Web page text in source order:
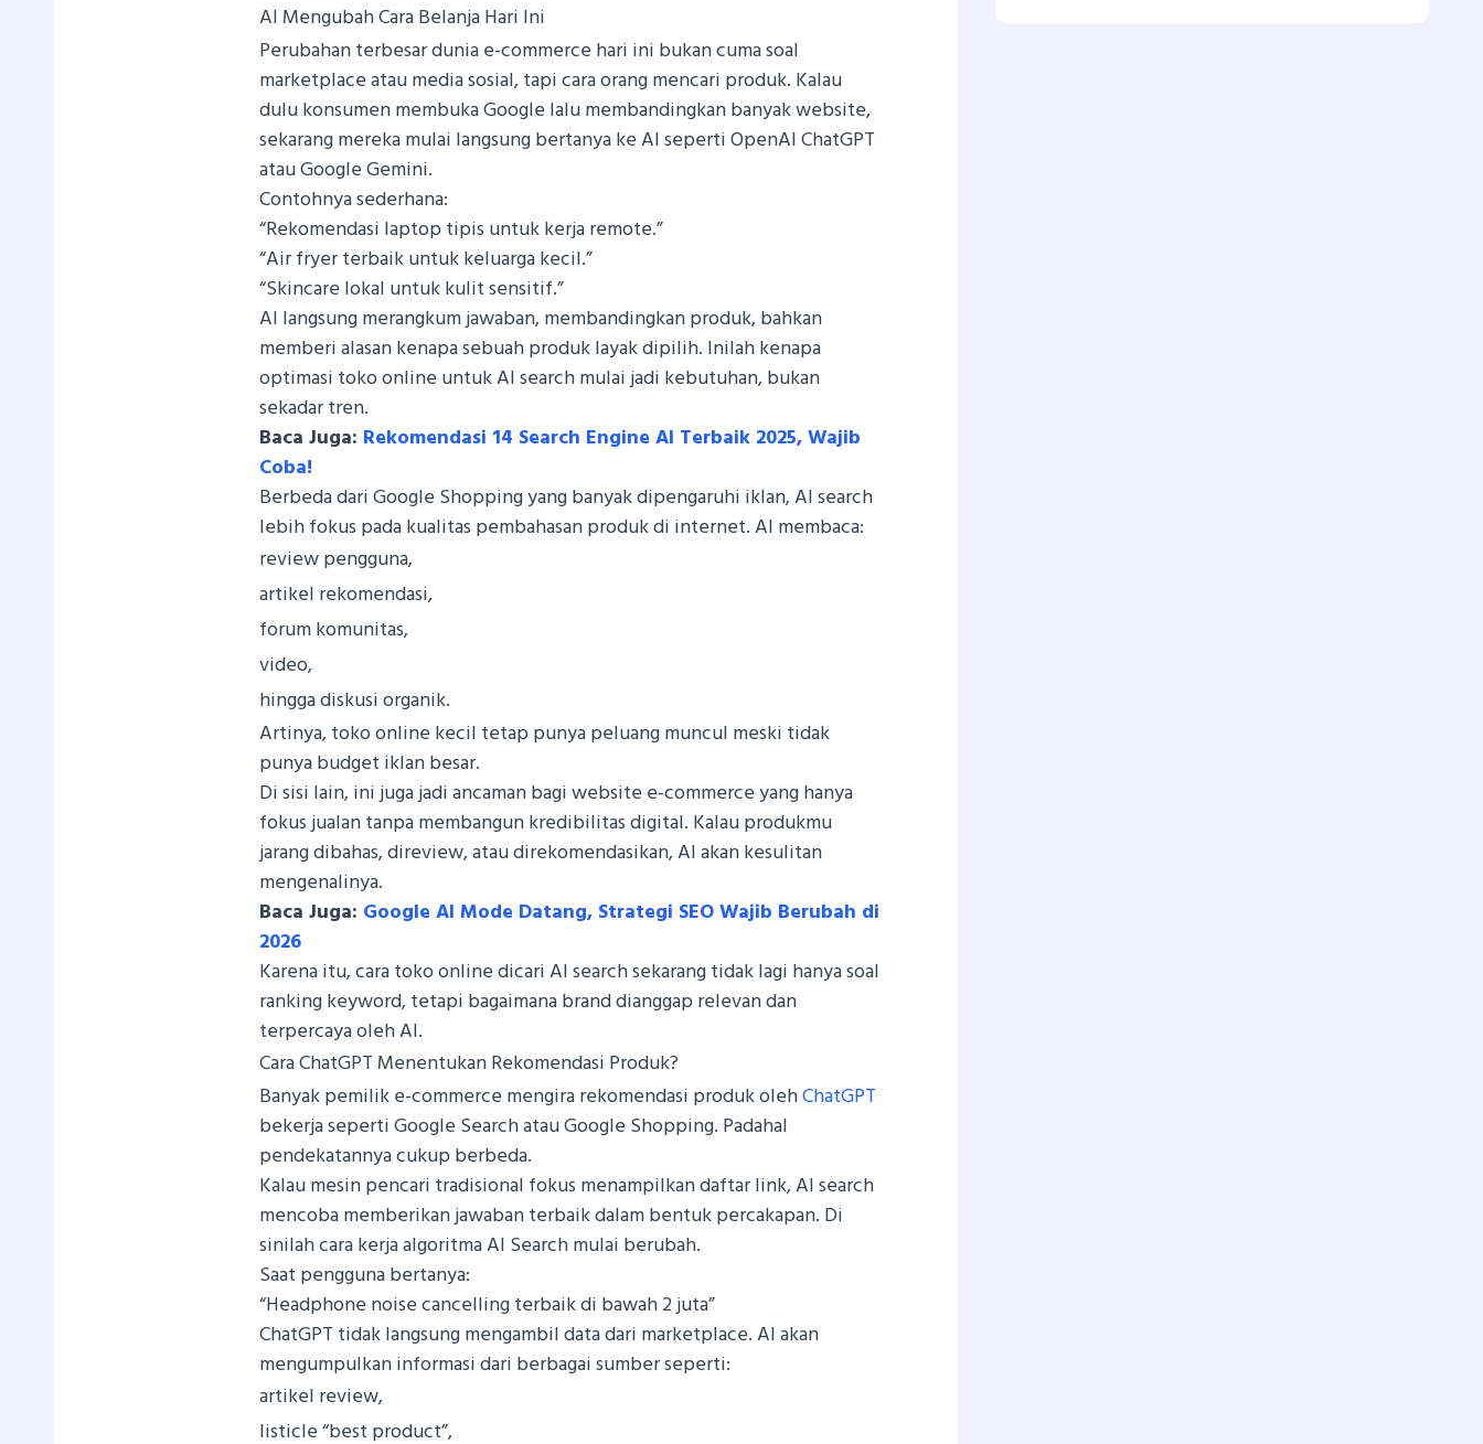
AI Mengubah Cara Belanja Hari Ini
Perubahan terbesar dunia e-commerce hari ini bukan cuma soal
marketplace atau media sosial, tapi cara orang mencari produk. Kalau
dulu konsumen membuka Google lalu membandingkan banyak website,
sekarang mereka mulai langsung bertanya ke AI seperti OpenAI ChatGPT
atau Google Gemini.
Contohnya sederhana:
“Rekomendasi laptop tipis untuk kerja remote.”
“Air fryer terbaik untuk keluarga kecil.”
“Skincare lokal untuk kulit sensitif.”
AI langsung merangkum jawaban, membandingkan produk, bahkan
memberi alasan kenapa sebuah produk layak dipilih. Inilah kenapa
optimasi toko online untuk AI search mulai jadi kebutuhan, bukan
sekadar tren.
Baca Juga: Rekomendasi 14 Search Engine AI Terbaik 2025, Wajib
Coba!
Berbeda dari Google Shopping yang banyak dipengaruhi iklan, AI search
lebih fokus pada kualitas pembahasan produk di internet. AI membaca:
review pengguna,
artikel rekomendasi,
forum komunitas,
video,
hingga diskusi organik.
Artinya, toko online kecil tetap punya peluang muncul meski tidak
punya budget iklan besar.
Di sisi lain, ini juga jadi ancaman bagi website e-commerce yang hanya
fokus jualan tanpa membangun kredibilitas digital. Kalau produkmu
jarang dibahas, direview, atau direkomendasikan, AI akan kesulitan
mengenalinya.
Baca Juga: Google AI Mode Datang, Strategi SEO Wajib Berubah di
2026
Karena itu, cara toko online dicari AI search sekarang tidak lagi hanya soal
ranking keyword, tetapi bagaimana brand dianggap relevan dan
terpercaya oleh AI.
Cara ChatGPT Menentukan Rekomendasi Produk?
Banyak pemilik e-commerce mengira rekomendasi produk olehChatGPT
bekerja seperti Google Search atau Google Shopping. Padahal
pendekatannya cukup berbeda.
Kalau mesin pencari tradisional fokus menampilkan daftar link, AI search
mencoba memberikan jawaban terbaik dalam bentuk percakapan. Di
sinilah cara kerja algoritma AI Search mulai berubah.
Saat pengguna bertanya:
“Headphone noise cancelling terbaik di bawah 2 juta”
ChatGPT tidak langsung mengambil data dari marketplace. AI akan
mengumpulkan informasi dari berbagai sumber seperti:
artikel review,
listicle “best product”,